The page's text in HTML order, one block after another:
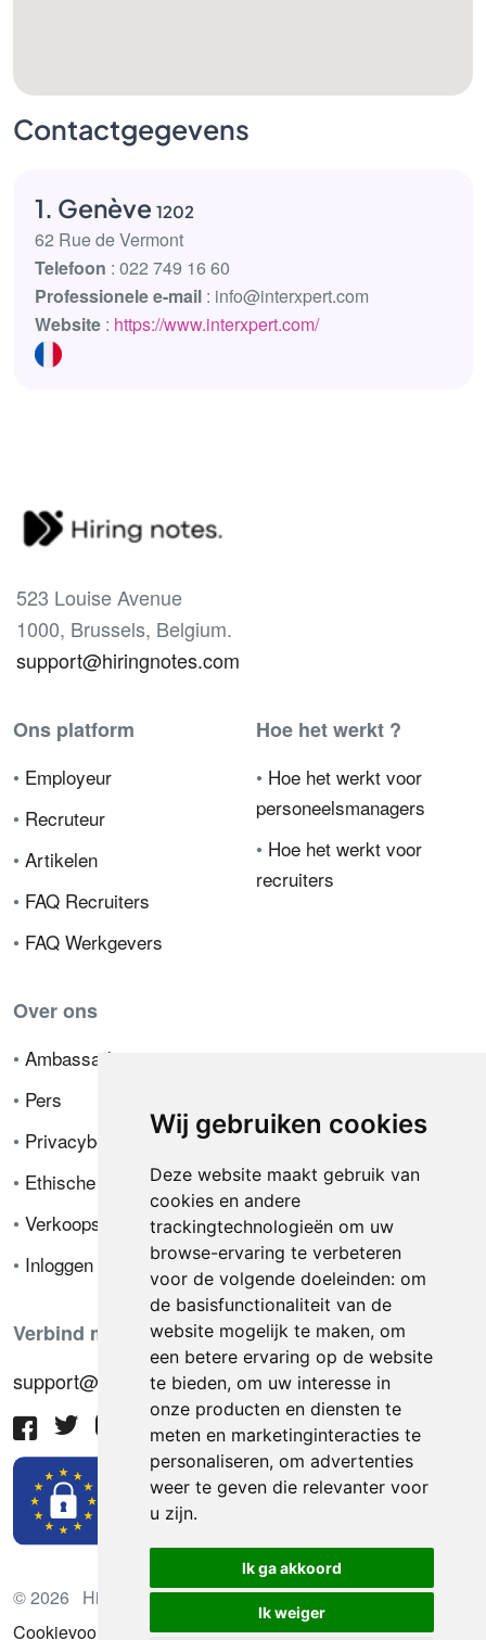
Wij gebruiken cookies
Deze website maakt gebruik van
cookies en andere
trackingtechnologieën om uw
browse-ervaring te verbeteren
voor de volgende doeleinden: om
de basisfunctionaliteit van de
website mogelijk te maken, om
een betere ervaring op de website
te bieden, om uw interesse in
onze producten en diensten te
meten en marketinginteracties te
personaliseren, om advertenties
weer te geven die relevanter voor
u zijn.
Ik ga akkoord
Ik weiger
Contactgegevens
1. Genève 1202
62 Rue de Vermont
Telefoon : 022 749 16 60
Professionele e-mail : info@interxpert.com
Website : https://www.interxpert.com/
523 Louise Avenue
1000, Brussels, Belgium.
support@hiringnotes.com
Ons platform
• Employeur
• Recruteur
• Artikelen
• FAQ Recruiters
• FAQ Werkgevers
Hoe het werkt ?
• Hoe het werkt voor
personeelsmanagers
• Hoe het werkt voor
recruiters
Over ons
• Ambassador
• Pers
• Privacybeleid
• Ethische code
• Verkoopsvoorwaarden
• Inloggen
Verbind met ons
support@hiringnotes.com
© 2026 Hiring Notes. Internationaal wervingsplatform
Cookievoorkeuren bijwerken